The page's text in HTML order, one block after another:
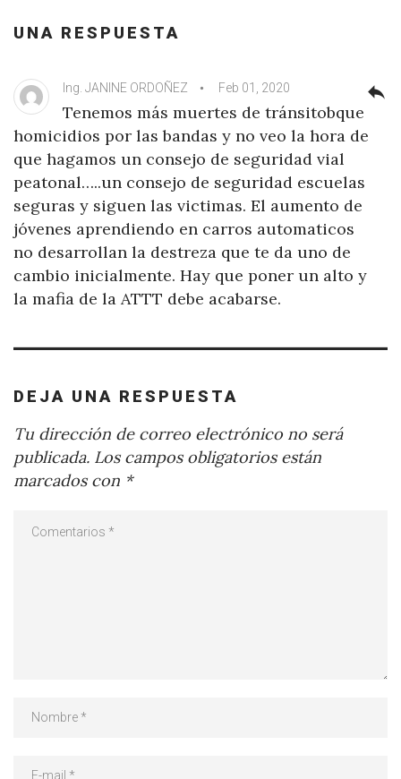
UNA RESPUESTA
Ing. JANINE ORDOÑEZ Feb 01, 2020
Tenemos más muertes de tránsitobque
homicidios por las bandas y no veo la hora de
que hagamos un consejo de seguridad vial
peatonal…..un consejo de seguridad escuelas
seguras y siguen las victimas. El aumento de
jóvenes aprendiendo en carros automaticos
no desarrollan la destreza que te da uno de
cambio inicialmente. Hay que poner un alto y
la mafia de la ATTT debe acabarse.
reply
DEJA UNA RESPUESTA
Tu dirección de correo electrónico no será
publicada. Los campos obligatorios están
marcados con *